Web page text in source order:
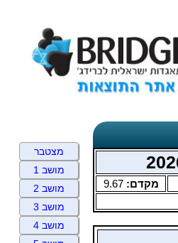
מקדם:9.67
מצטבר
מושב 1
מושב 2
מושב 3
מושב 4